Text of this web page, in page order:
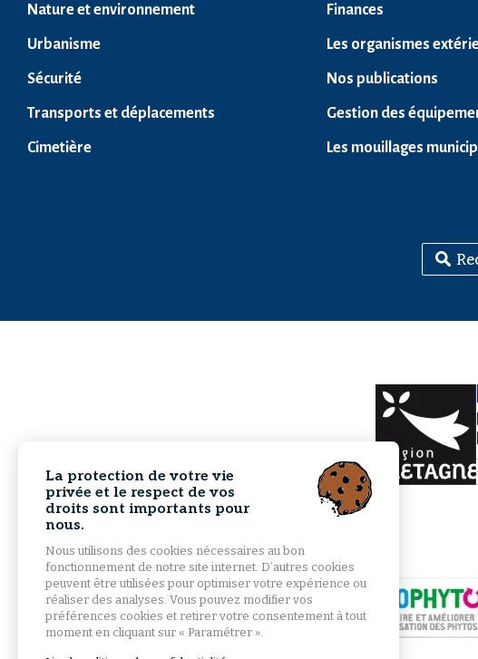
Nature et environnement
Urbanisme
Sécurité
Transports et déplacements
Cimetière
Finances
Les organismes
Nos publications
Gestion des
Les mouillages
La protection de votre vie
privée et le respect de vos
droits sont importants pour
nous.
Nous utilisons des cookies nécessaires au bon
fonctionnement de notre site internet. D’autres cookies
peuvent être utilisées pour optimiser votre expérience ou
réaliser des analyses. Vous pouvez modifier vos
préférences cookies et retirer votre consentement à tout
moment en cliquant sur « Paramétrer ».